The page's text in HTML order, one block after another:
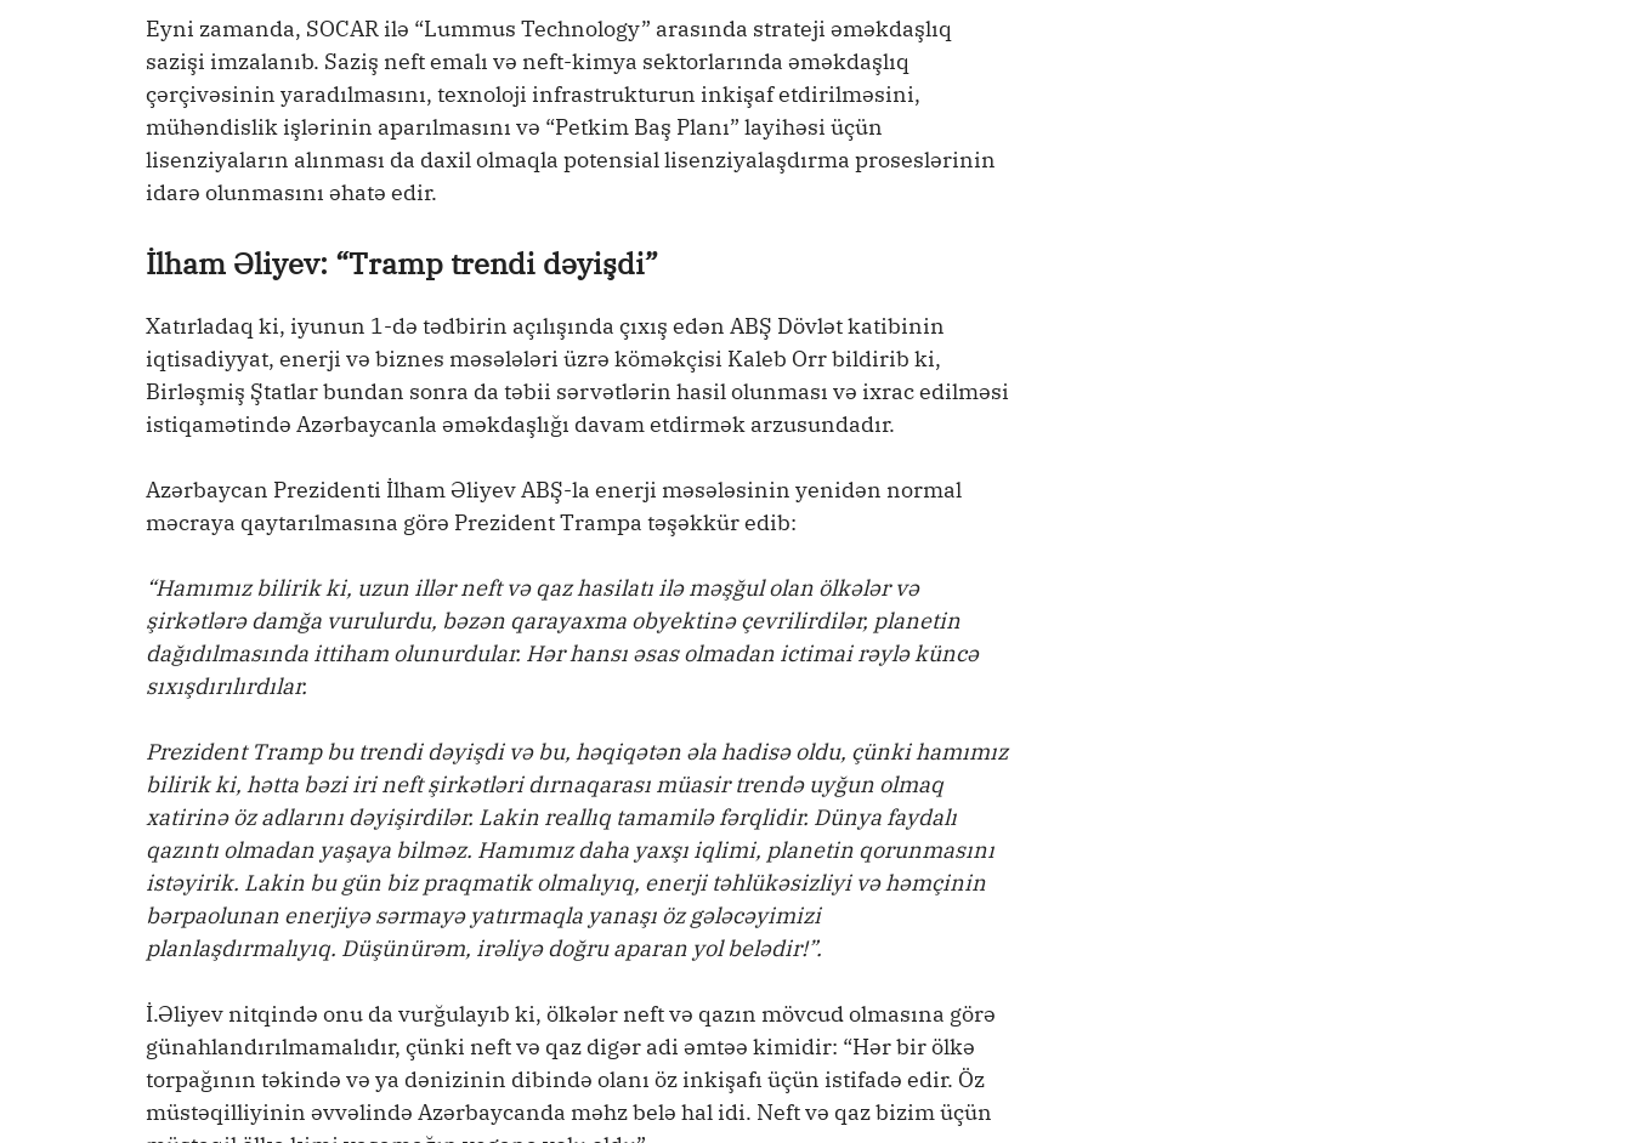
Eyni zamanda, SOCAR ilə “Lummus Technology” arasında strateji əməkdaşlıq
sazişi imzalanıb. Saziş neft emalı və neft-kimya sektorlarında əməkdaşlıq
çərçivəsinin yaradılmasını, texnoloji infrastrukturun inkişaf etdirilməsini,
mühəndislik işlərinin aparılmasını və “Petkim Baş Planı” layihəsi üçün
lisenziyaların alınması da daxil olmaqla potensial lisenziyalaşdırma proseslərinin
idarə olunmasını əhatə edir.
İlham Əliyev: “Tramp trendi dəyişdi”
Xatırladaq ki, iyunun 1-də tədbirin açılışında çıxış edən ABŞ Dövlət katibinin
iqtisadiyyat, enerji və biznes məsələləri üzrə köməkçisi Kaleb Orr bildirib ki,
Birləşmiş Ştatlar bundan sonra da təbii sərvətlərin hasil olunması və ixrac edilməsi
istiqamətində Azərbaycanla əməkdaşlığı davam etdirmək arzusundadır.
Azərbaycan Prezidenti İlham Əliyev ABŞ-la enerji məsələsinin yenidən normal
məcraya qaytarılmasına görə Prezident Trampa təşəkkür edib:
“Hamımız bilirik ki, uzun illər neft və qaz hasilatı ilə məşğul olan ölkələr və
şirkətlərə damğa vurulurdu, bəzən qarayaxma obyektinə çevrilirdilər, planetin
dağıdılmasında ittiham olunurdular. Hər hansı əsas olmadan ictimai rəylə küncə
sıxışdırılırdılar.
Prezident Tramp bu trendi dəyişdi və bu, həqiqətən əla hadisə oldu, çünki hamımız
bilirik ki, hətta bəzi iri neft şirkətləri dırnaqarası müasir trendə uyğun olmaq
xatirinə öz adlarını dəyişirdilər. Lakin reallıq tamamilə fərqlidir. Dünya faydalı
qazıntı olmadan yaşaya bilməz. Hamımız daha yaxşı iqlimi, planetin qorunmasını
istəyirik. Lakin bu gün biz praqmatik olmalıyıq, enerji təhlükəsizliyi və həmçinin
bərpaolunan enerjiyə sərmayə yatırmaqla yanaşı öz gələcəyimizi
planlaşdırmalıyıq. Düşünürəm, irəliyə doğru aparan yol belədir!”.
İ.Əliyev nitqində onu da vurğulayıb ki, ölkələr neft və qazın mövcud olmasına görə
günahlandırılmamalıdır, çünki neft və qaz digər adi əmtəə kimidir: “Hər bir ölkə
torpağının təkində və ya dənizinin dibində olanı öz inkişafı üçün istifadə edir. Öz
müstəqilliyinin əvvəlində Azərbaycanda məhz belə hal idi. Neft və qaz bizim üçün